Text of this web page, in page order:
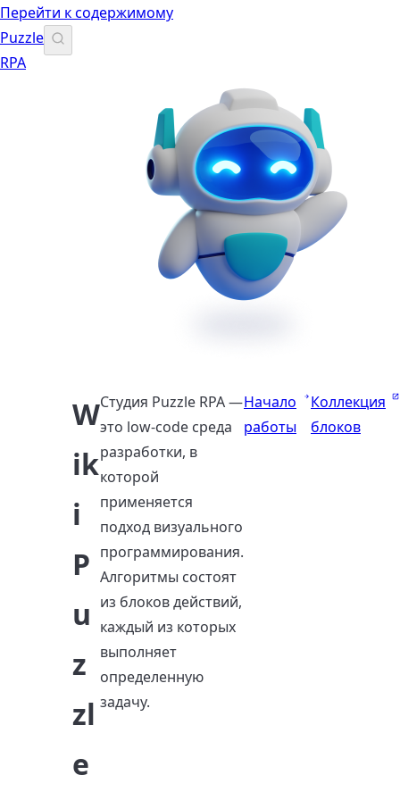
Перейти к содержимому
Puzzle
RPA
W
ik
i
P
u
z
zl
e
Студия Puzzle RPA —
это low-code среда
разработки, в
которой
применяется
подход визуального
программирования.
Алгоритмы состоят
из блоков действий,
каждый из которых
выполняет
определенную
задачу.
Начало
работы
Коллекция
блоков